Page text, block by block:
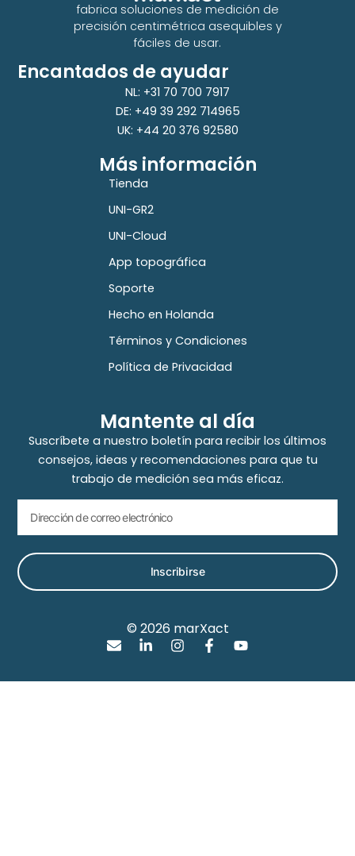
fabrica soluciones de medición de
precisión centimétrica asequibles y
fáciles de usar.
Encantados de ayudar
NL: +31 70 700 7917
DE: +49 39 292 714965
UK: +44 20 376 92580
Más información
Tienda
UNI-GR2
UNI-Cloud
App topográfica
Soporte
Hecho en Holanda
Términos y Condiciones
Política de Privacidad
Mantente al día
Suscríbete a nuestro boletín para recibir los últimos
consejos, ideas y recomendaciones para que tu
trabajo de medición sea más eficaz.
Inscribirse
© 2026 marXact